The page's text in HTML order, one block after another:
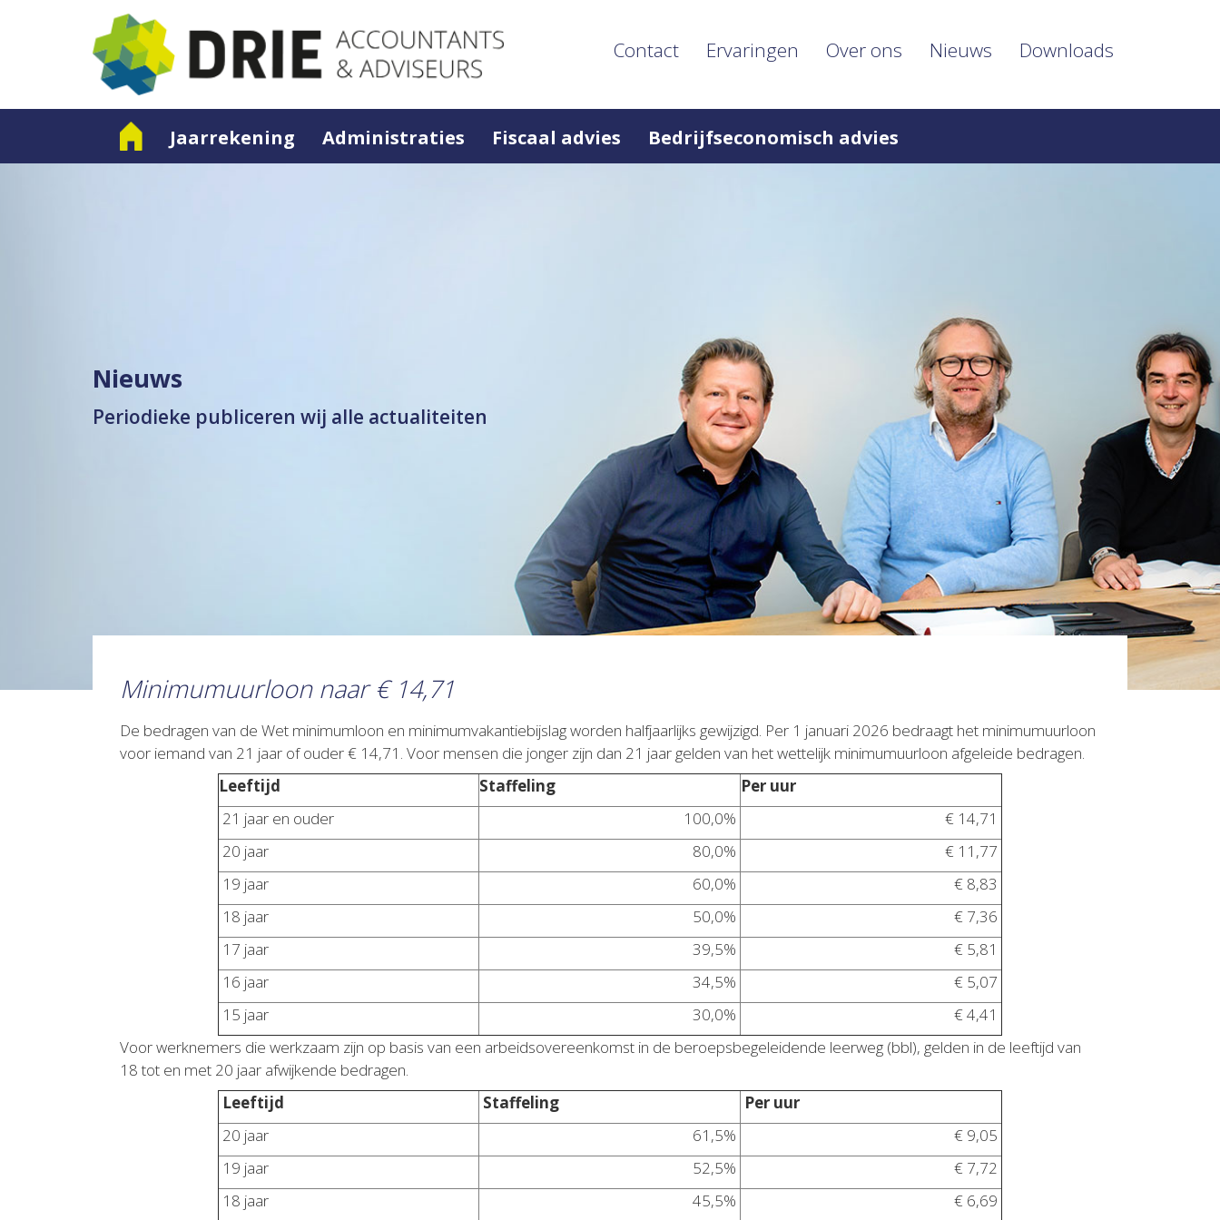
Contact Ervaringen Over ons Nieuws Downloads
Jaarrekening Administraties Fiscaal advies Bedrijfseconomisch advies
Nieuws
Periodieke publiceren wij alle actualiteiten
Minimumuurloon naar € 14,71
De bedragen van de Wet minimumloon en minimumvakantiebijslag worden halfjaarlijks gewijzigd. Per 1 januari 2026 bedraagt het minimumuurloon
voor iemand van 21 jaar of ouder € 14,71. Voor mensen die jonger zijn dan 21 jaar gelden van het wettelijk minimumuurloon afgeleide bedragen.
Leeftijd
Staffeling
Per uur
21 jaar en ouder
100,0%
€ 14,71
20 jaar
80,0%
€ 11,77
19 jaar
60,0%
€ 8,83
18 jaar
50,0%
€ 7,36
17 jaar
39,5%
€ 5,81
16 jaar
34,5%
€ 5,07
15 jaar
30,0%
€ 4,41
Voor werknemers die werkzaam zijn op basis van een arbeidsovereenkomst in de beroepsbegeleidende leerweg (bbl), gelden in de leeftijd van
18 tot en met 20 jaar afwijkende bedragen.
Leeftijd
Staffeling
Per uur
20 jaar
61,5%
€ 9,05
19 jaar
52,5%
€ 7,72
18 jaar
45,5% € 6,69